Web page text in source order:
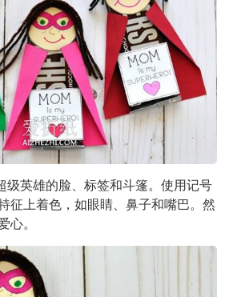
级英雄的脸、标签和斗篷。使用记号
征上着色，如眼睛、鼻子和嘴巴。然
心。